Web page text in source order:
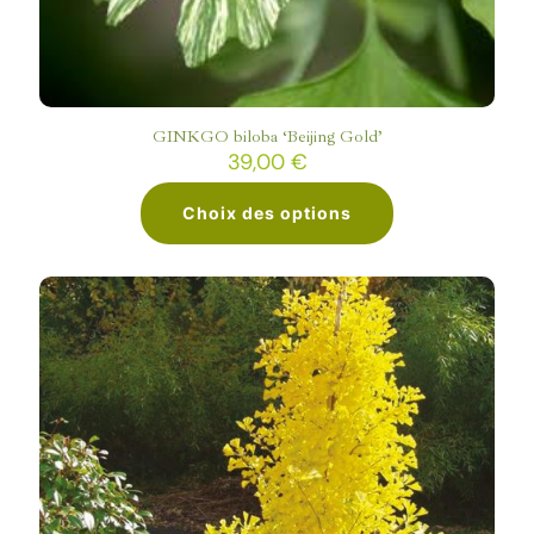
sur
la
page
du
produit
GINKGO biloba ‘Beijing Gold’
39,00 €
Choix des options
produit
a
plusieurs
variations.
Les
options
peuvent
être
choisies
sur
la